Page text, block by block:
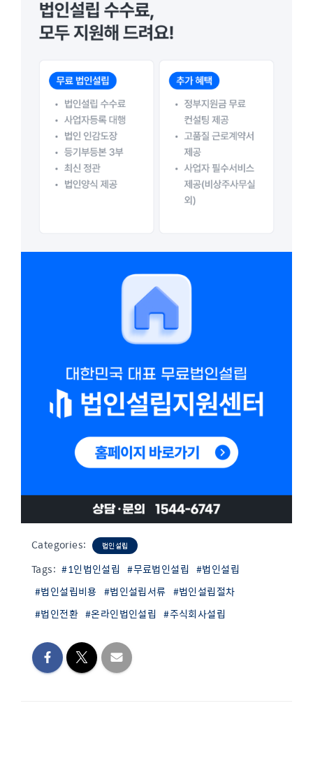
Categories: 법인설립
Tags: #1인법인설립 #무료법인설립 #법인설립
#법인설립비용 #법인설립서류 #법인설립절차
#법인전환 #온라인법인설립 #주식회사설립